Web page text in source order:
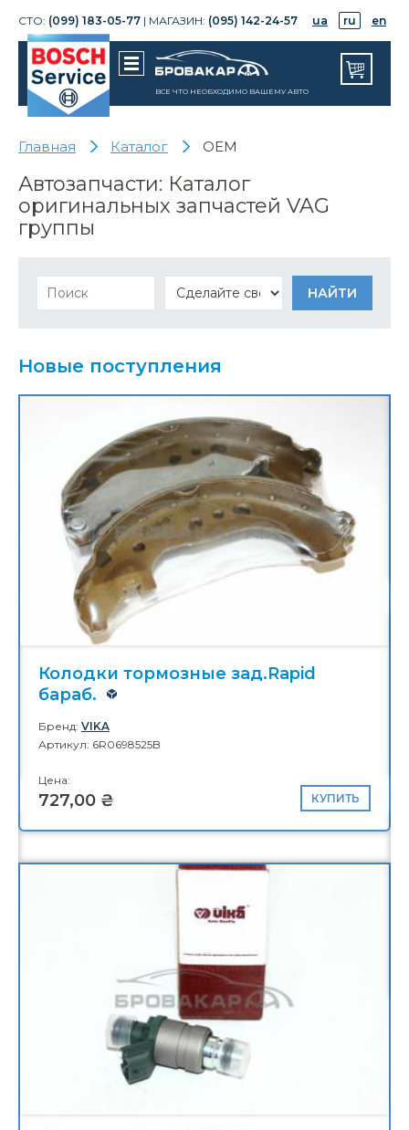
СТО: (099) 183-05-77 | МАГАЗИН: (095) 142-24-57 ua ru en
ВСЕ ЧТО НЕОБХОДИМО ВАШЕМУ АВТО
Главная Каталог OEM
Автозапчасти: Каталог
оригинальных запчастей VAG
группы
Новые поступления
Корпус механизма изменен. фаз
ГРМ 1.8 FSI
Бренд:BORSEHUNG
Артикул: 06H109210AG
Цена:
2 760,00 ₴
Сайлентблок зад.рычага Oct.А5
Бренд:BORSEHUNG
Артикул: 1K0505553A
Цена:
236,00 ₴
17